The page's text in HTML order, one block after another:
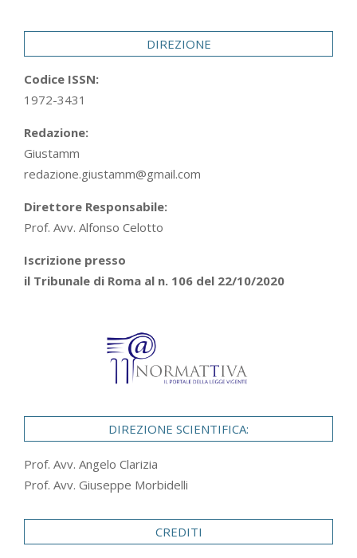
DIREZIONE
Codice ISSN:
1972-3431
Redazione:
Giustamm
redazione.giustamm@gmail.com
Direttore Responsabile:
Prof. Avv. Alfonso Celotto
Iscrizione presso
il Tribunale di Roma al n. 106 del 22/10/2020
DIREZIONE SCIENTIFICA:
Prof. Avv. Angelo Clarizia
Prof. Avv. Giuseppe Morbidelli
CREDITI